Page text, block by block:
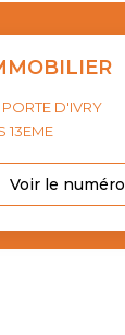
D'IVRY
13EME
Voir le numéro